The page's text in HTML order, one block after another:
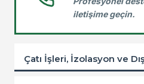
iletişime geçin.
Çatı İşleri, İzolasyon ve